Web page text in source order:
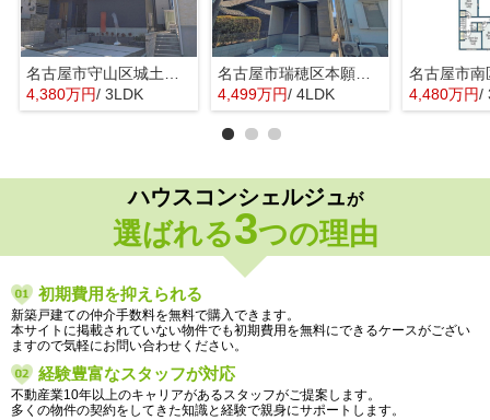
4,380万円/ 3LDK
名古屋市瑞穂区本願寺町１丁目16【仲介手数料無料】新築一戸建て 1号棟
4,499万円/ 4LDK 4,480万円/
ハウスコンシェルジュが
選ばれる3つの理由
初期費用を抑えられる
新築戸建ての仲介手数料を無料で購入できます。
本サイトに掲載されていない物件でも初期費用を無料にできるケースがござい
ますので気軽にお問い合わせください。
経験豊富なスタッフが対応
不動産業10年以上のキャリアがあるスタッフがご提案します。
多くの物件の契約をしてきた知識と経験で親身にサポートします。